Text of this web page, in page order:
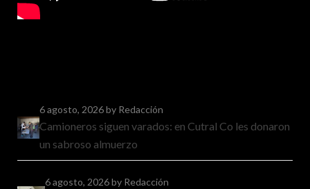
6 agosto, 2026by Redacción
Camioneros siguen varados: en Cutral Co les donaron
un sabroso almuerzo
6 agosto, 2026by Redacción